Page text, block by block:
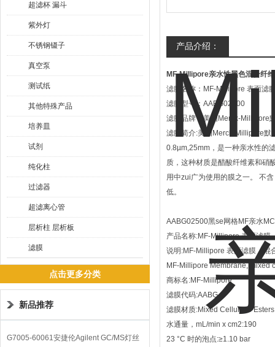
超滤杯 漏斗
紫外灯
不锈钢镊子
真空泵
测试纸
其他特殊产品
培养皿
试剂
纯化柱
过滤器
超滤离心管
层析柱 层析板
滤膜
点击更多分类
新品推荐
G7005-60061安捷伦Agilent GC/MS灯丝
产品介绍：
MF-Millipore亲水性黑色混合纤
滤膜名称：MF-Millipore 表面滤
滤膜型号：AABG02500
滤膜品牌：美国Merck-Millipore
滤膜简介:美国Merck-Millipore默
0.8µm,25mm，是一种亲水性的
质，这种材质是醋酸纤维素和硝
用中zui广为使用的膜之一。 不
低。
AABG02500黑se网格MF亲水
产品名称:MF-Millipore 表面滤膜
说明:MF-Millipore 表面滤膜，混
MF-Millipore Membrane, mixed
商标名:MF-Millipore
滤膜代码:AABG
滤膜材质:Mixed Cellulose Esters
水通量，mL/min x cm2:190
23 °C 时的泡点:≥1.10 bar